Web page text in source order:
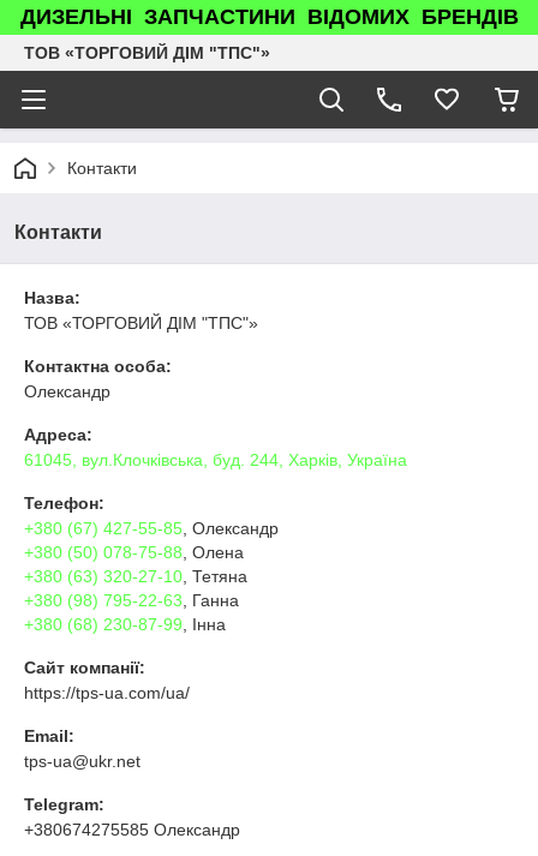
ДИЗЕЛЬНІ ЗАПЧАСТИНИ ВІДОМИХ БРЕНДІВ
ТОВ «ТОРГОВИЙ ДІМ "ТПС"»
Контакти
Контакти
Назва:
ТОВ «ТОРГОВИЙ ДІМ "ТПС"»
Контактна особа:
Олександр
Адреса:
61045, вул.Клочківська, буд. 244, Харків, Україна
Телефон:
+380 (67) 427-55-85 , Олександр
+380 (50) 078-75-88 , Олена
+380 (63) 320-27-10 , Тетяна
+380 (98) 795-22-63 , Ганна
+380 (68) 230-87-99 , Інна
Сайт компанії:
https://tps-ua.com/ua/
Email:
tps-ua@ukr.net
Telegram:
+380674275585 Олександр